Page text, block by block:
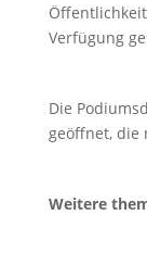
Verfügung
Die
geöffnet, die
Weitere